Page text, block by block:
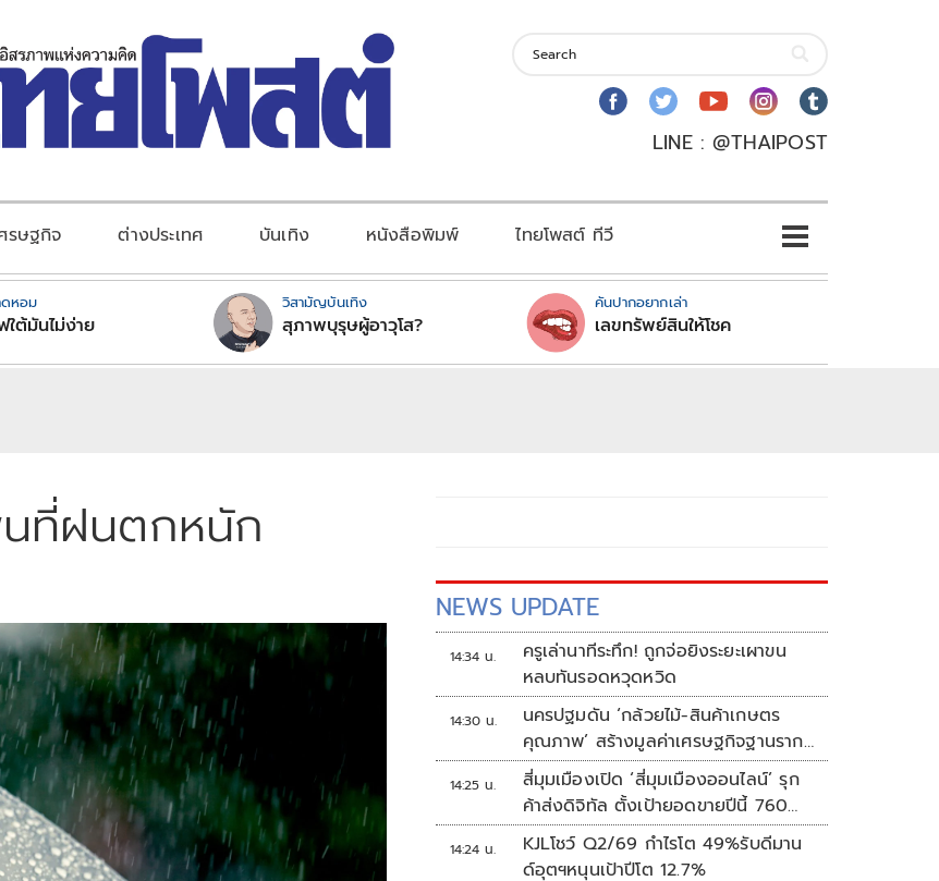
LINE : @THAIPOST
รษฐกิจ ต่างประเทศ บันเทิง หนังสือพิมพ์ ไทยโพสต์ ทีวี
หอม
ใต้มันไม่ง่าย
วิสามัญบันเทิง
สุภาพบุรุษผู้อาวุโส?
คันปากอยากเล่า
เลขทรัพย์สินให้โชค
ที่ฝนตกหนัก
NEWS UPDATE
14:34 น.
ครูเล่านาทีระทึก! ถูกจ่อยิงระยะเผาขน
หลบทันรอดหวุดหวิด
14:30 น.
นครปฐมดัน ‘กล้วยไม้-สินค้าเกษตร
คุณภาพ’ สร้างมูลค่าเศรษฐกิจฐานราก
ตั้งเป้าเงินสะพัด 10 ล้านบาท
14:25 น.
สี่มุมเมืองเปิด ‘สี่มุมเมืองออนไลน์’ รุก
ค้าส่งดิจิทัล ตั้งเป้ายอดขายปีนี้ 760
ล้านบาท
14:24 น.
KJLโชว์ Q2/69 กำไรโต 49%รับดีมาน
ด์อุตฯหนุนเป้าปีโต 12.7%